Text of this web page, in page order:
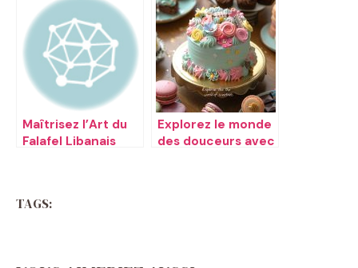
Maîtrisez l’Art du
Falafel Libanais
Explorez le monde
des douceurs avec
TAGS: